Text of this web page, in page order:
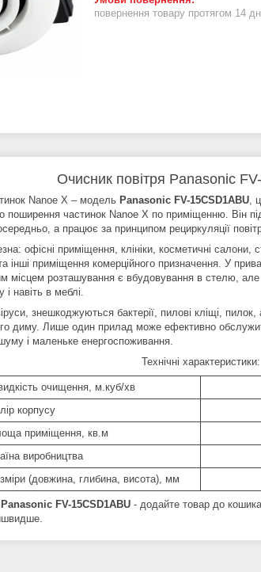
повернення товару протягом 14
Очисник повітря Panasonic
Nanoe X – модель Panasonic FV-15CSD1ABU ,
частинок Nanoe X по приміщенню. Він
а працює за принципом рециркуляції
офісні приміщення, клініки, косметичні салони,
інші приміщення комерційного призначення. У
місцем розташування є вбудовування в стелю,
навіть в меблі.
знешкоджуються бактерії, пилові кліщі, пилок,
диму. Лише один прилад може ефективно
і маленьке енергоспоживання.
Технічні характеристики:
очищення, м.куб/хв
корпусу
приміщення, кв.м
виробництва
(довжина, глибина, висота), мм
FV-15CSD1ABU - додайте товар до